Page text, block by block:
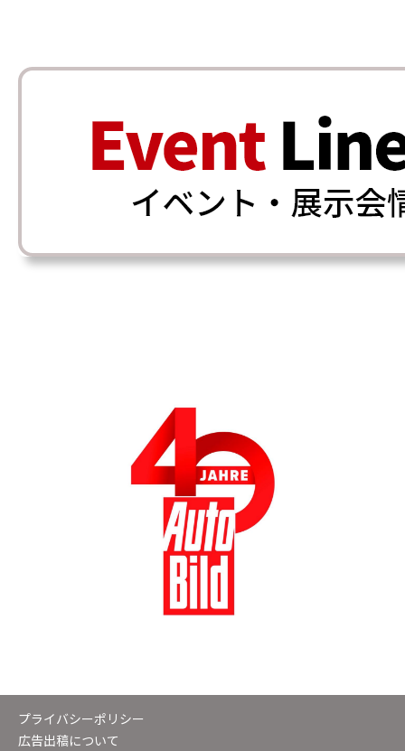
プライバシーポリシー
広告出稿について